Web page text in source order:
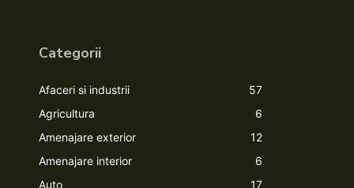
Categorii
Afaceri si industrii
57
Agricultura
6
Amenajare exterior
12
Amenajare interior
6
Auto
17